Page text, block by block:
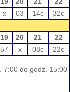
x 03 14c
32c
19 20 21
22
57 x 08c
22c
7:00 do godz. 15:00